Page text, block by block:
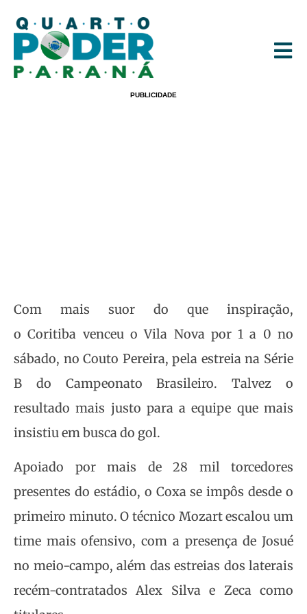
PUBLICIDADE
Com mais suor do que inspiração,
o Coritiba venceu o Vila Nova por 1 a 0 no
sábado, no Couto Pereira, pela estreia na Série
B do Campeonato Brasileiro. Talvez o
resultado mais justo para a equipe que mais
insistiu em busca do gol.
Apoiado por mais de 28 mil torcedores
presentes do estádio, o Coxa se impôs desde o
primeiro minuto. O técnico Mozart escalou um
time mais ofensivo, com a presença de Josué
no meio-campo, além das estreias dos laterais
recém-contratados Alex Silva e Zeca como